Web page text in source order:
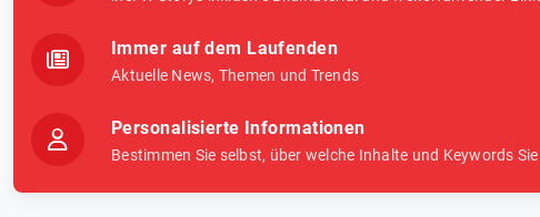
Immer auf dem Laufenden
Aktuelle News, Themen und Trends
Personalisierte Informationen
Bestimmen Sie selbst, über welche Inhalte und Keywords